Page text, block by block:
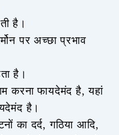
है।
पर अच्छा प्रभाव
है।
करना फायदेमंद है, यहां
है।
का दर्द, गठिया आदि,